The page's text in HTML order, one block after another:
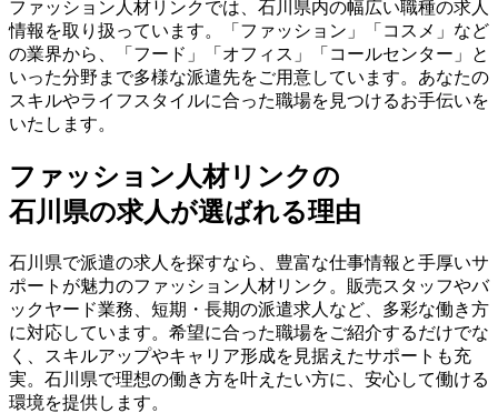
ファッション人材リンクでは、石川県内の幅広い職種の求人
情報を取り扱っています。「ファッション」「コスメ」など
の業界から、「フード」「オフィス」「コールセンター」と
いった分野まで多様な派遣先をご用意しています。あなたの
スキルやライフスタイルに合った職場を見つけるお手伝いを
いたします。
ファッション人材リンクの
石川県の求人が選ばれる理由
石川県で派遣の求人を探すなら、豊富な仕事情報と手厚いサ
ポートが魅力のファッション人材リンク。販売スタッフやバ
ックヤード業務、短期・長期の派遣求人など、多彩な働き方
に対応しています。希望に合った職場をご紹介するだけでな
く、スキルアップやキャリア形成を見据えたサポートも充
実。石川県で理想の働き方を叶えたい方に、安心して働ける
環境を提供します。